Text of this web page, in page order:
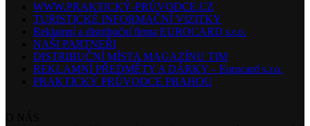
WWW.PRAKTICKÝ-PRŮVODCE.CZ
TURISTICKÉ INFORMAČNÍ VIZITKY
Reklamní a distribuční firma EUROCARD s.r.o.
NAŠI PARTNEŘI
DISTRIBUČNÍ MÍSTA MAGAZÍNU TIM
REKLAMNÍ PŘEDMĚTY A DÁRKY – Eurocard s.r.o.
PRAKTICKÝ PRŮVODCE PRAHOU